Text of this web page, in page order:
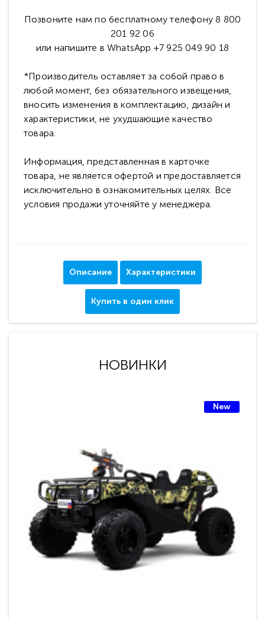
Позвоните нам по бесплатному телефону 8 800
201 92 06
или напишите в WhatsApp +7 925 049 90 18
*Производитель оставляет за собой право в
любой момент, без обязательного извещения,
вносить изменения в комплектацию, дизайн и
характеристики, не ухудшающие качество
товара.
Информация, представленная в карточке
товара, не является офертой и предоставляется
исключительно в ознакомительных целях. Все
условия продажи уточняйте у менеджера.
Описание Характеристики
Купить в один клик
НОВИНКИ
New